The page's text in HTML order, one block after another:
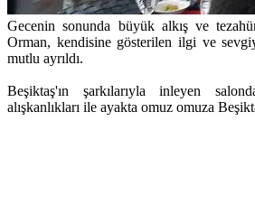
Gecenin sonunda büyük alkış ve
Orman, kendisine gösterilen ilgi ve
mutlu ayrıldı.
Beşiktaş'ın şarkılarıyla inleyen
alışkanlıkları ile ayakta omuz omuza